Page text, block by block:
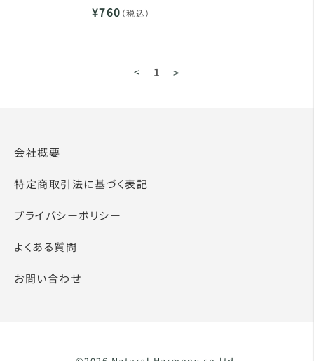
¥760 （税込）
< 1 >
会社概要
特定商取引法に基づく表記
プライバシーポリシー
よくある質問
お問い合わせ